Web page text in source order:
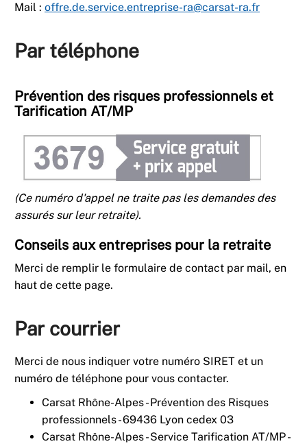
Mail : offre.de.service.entreprise-ra@carsat-ra.fr
Par téléphone
Prévention des risques professionnels et
Tarification AT/MP
(Ce numéro d'appel ne traite pas les demandes des
assurés sur leur retraite).
Conseils aux entreprises pour la retraite
Merci de remplir le formulaire de contact par mail, en
haut de cette page.
Par courrier
Merci de nous indiquer votre numéro SIRET et un
numéro de téléphone pour vous contacter.
Carsat Rhône-Alpes - Prévention des Risques
professionnels - 69436 Lyon cedex 03
Carsat Rhône-Alpes - Service Tarification AT/MP -